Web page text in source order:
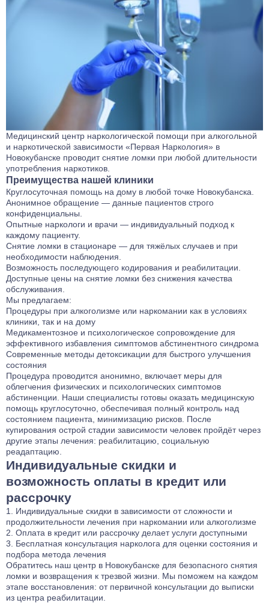
Медицинский центр наркологической помощи при алкогольной
и наркотической зависимости «Первая Наркология» в
Новокубанске проводит снятие ломки при любой длительности
употребления наркотиков.
Преимущества нашей клиники
Круглосуточная помощь на дому в любой точке Новокубанска.
Анонимное обращение — данные пациентов строго
конфиденциальны.
Опытные наркологи и врачи — индивидуальный подход к
каждому пациенту.
Снятие ломки в стационаре — для тяжёлых случаев и при
необходимости наблюдения.
Возможность последующего кодирования и реабилитации.
Доступные цены на снятие ломки без снижения качества
обслуживания.
Мы предлагаем:
Процедуры при алкоголизме или наркомании как в условиях
клиники, так и на дому
Медикаментозное и психологическое сопровождение для
эффективного избавления симптомов абстинентного синдрома
Современные методы детоксикации для быстрого улучшения
состояния
Процедура проводится анонимно, включает меры для
облегчения физических и психологических симптомов
абстиненции. Наши специалисты готовы оказать медицинскую
помощь круглосуточно, обеспечивая полный контроль над
состоянием пациента, минимизацию рисков. После
купирования острой стадии зависимости человек пройдёт через
другие этапы лечения: реабилитацию, социальную
реадаптацию.
Индивидуальные скидки и
возможность оплаты в кредит или
рассрочку
Индивидуальные скидки в зависимости от сложности и
продолжительности лечения при наркомании или алкоголизме
Оплата в кредит или рассрочку делает услуги доступными
Бесплатная консультация нарколога для оценки состояния и
подбора метода лечения
Обратитесь наш центр в Новокубанске для безопасного снятия
ломки и возвращения к трезвой жизни. Мы поможем на каждом
этапе восстановления: от первичной консультации до выписки
из центра реабилитации.